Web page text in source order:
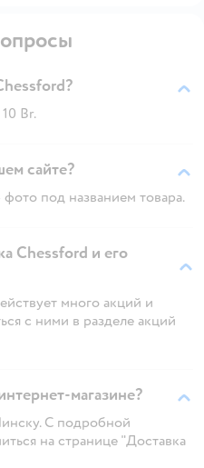
Br.
сайте?
под названием товара.
Chessford и его
много акций и
с ними в разделе акций
магазине?
С подробной
на странице "Доставка